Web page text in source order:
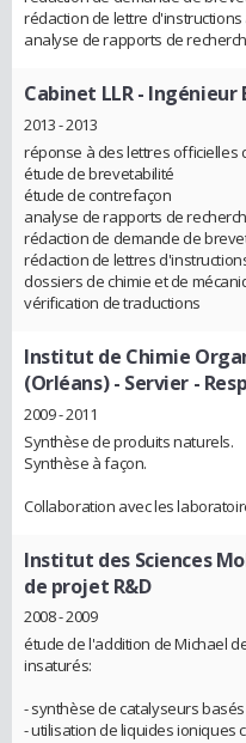
rédaction de lettre
analyse de rapports de
Cabinet LLR- Ingénieur
2013 - 2013
réponse à des lettres officielles
étude de brevetabilité
étude de contrefaçon
analyse de rapports de
rédaction de demande de
rédaction de lettres
dossiers de chimie et de
vérification de traductions
Institut de Chimie
(Orléans) - Servier -
2009 - 2011
Synthèse de produits naturels.
Synthèse à façon.
Collaboration avec les
Institut des Sciences
de projet R&D
2008 - 2009
étude de l'addition de Michael
insaturés:
- synthèse de catalyseurs
- utilisation de liquides ioniques